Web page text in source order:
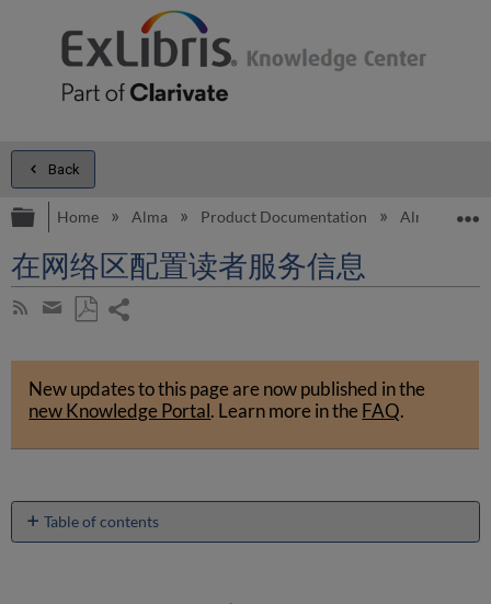
Back
Expand/collapse global hierarchy
Home Alma Product Documentation Alma Online
在网络区配置读者服务信息
Subscribe
RSS
Share
by
email
as
PDF
New updates to this page are now published in the
new Knowledge Portal. Learn more in theFAQ.
Table of contents
No